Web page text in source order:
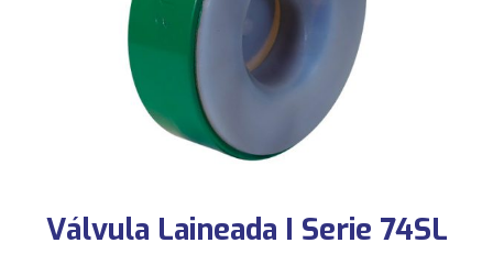
Válvula Laineada I Serie 74SL